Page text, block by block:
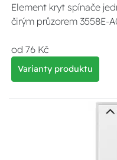
Element kryt spínače
čirým průzorem 3558E-
od 76 Kč
Varianty produktu